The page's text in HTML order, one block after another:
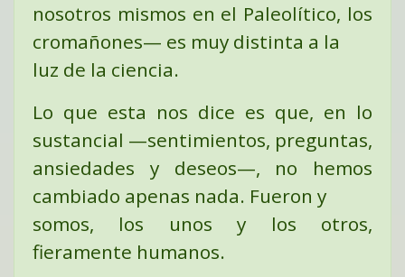
nosotros mismos en el Paleolítico, los
cromañones— es muy distinta a la
luz de la ciencia.
Lo que esta nos dice es que, en lo
sustancial —sentimientos, preguntas,
ansiedades y deseos—, no hemos
cambiado apenas nada. Fueron y
somos, los unos y los otros,
fieramente humanos.